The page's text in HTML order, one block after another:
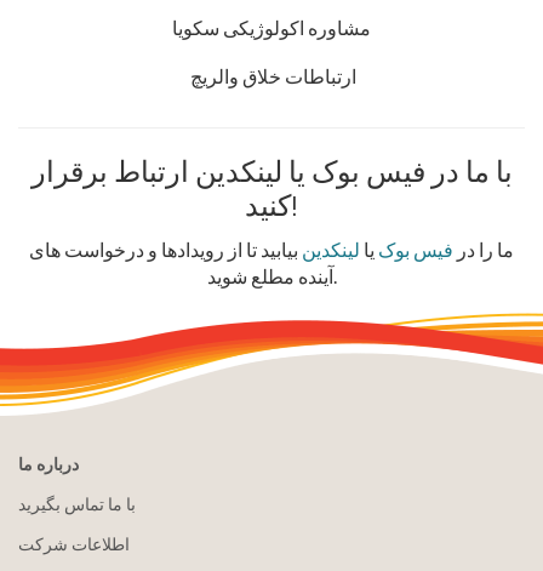
مشاوره اکولوژیکی سکویا
ارتباطات خلاق والریچ
با ما در فیس بوک یا لینکدین ارتباط برقرار
کنید!
ما را در فیس بوک یا لینکدین بیابید تا از رویدادها و درخواست های
آینده مطلع شوید.
درباره ما
با ما تماس بگیرید
اطلاعات شرکت